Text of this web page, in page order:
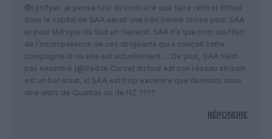
@Lysflyer: je pense tout au contraire que faire rentrer Etihad
dans le capital de SAA serait une très benne chose pour SAA
et pour lAfrique du Sud en General. SAA n’a que trop souffert
de l’incompétence de ces dirigeants qui a conçoit cette
compagnie la ou elle est actuellement…. De plus, SAA n’est
pas excentre (@fred le Corse) du tout est son réseau africain
est un bel atout, si SAA est trop excentre que devrions nous
dire alors de Quantas ou de NZ ????
RÉPONDRE